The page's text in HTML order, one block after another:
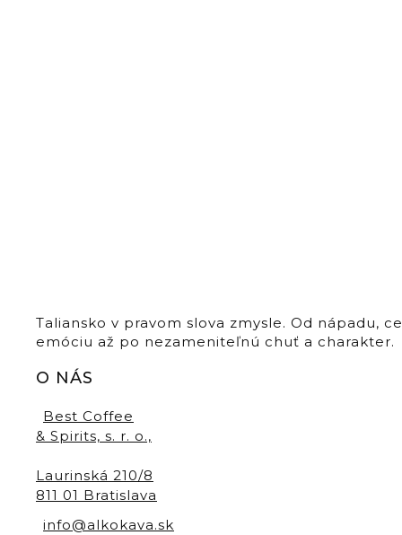
Taliansko v pravom slova zmysle. Od nápadu,
emóciu až po nezameniteľnú chuť a charakter.
O NÁS
Best Coffee
& Spirits, s. r. o.,
Laurinská 210/8
811 01 Bratislava
info@alkokava.sk